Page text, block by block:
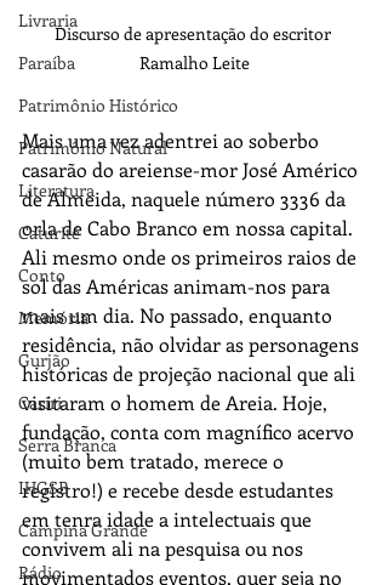
Livraria
Paraíba
Patrimônio Histórico
Patrimônio Natural
Literatura
Caturité
Conto
Memória
Gurjão
Cariri
Serra Branca
IHGSB
Campina Grande
Rádio
Discurso de apresentação do escritor
Ramalho Leite
Mais uma vez adentrei ao soberbo
casarão do areiense-mor José Américo
de Almeida, naquele número 3336 da
orla de Cabo Branco em nossa capital.
Ali mesmo onde os primeiros raios de
sol das Américas animam-nos para
mais um dia. No passado, enquanto
residência, não olvidar as personagens
históricas de projeção nacional que ali
visitaram o homem de Areia. Hoje,
fundação, conta com magnífico acervo
(muito bem tratado, merece o
registro!) e recebe desde estudantes
em tenra idade a intelectuais que
convivem ali na pesquisa ou nos
movimentados eventos, quer seja no